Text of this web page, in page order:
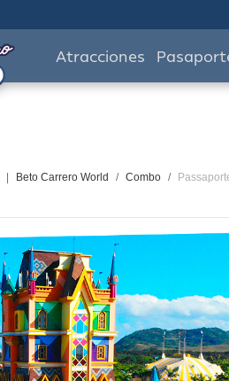
Atracciones
Beto Carrero World Combo